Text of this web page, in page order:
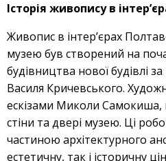
Історія живопису в
Живопис в інтер’єрах
музею був створений на
будівництва нової будівлі
Василя Кричевського.
ескізами Миколи Самокиша,
стіни та двері музею. Ці
частиною архітектурного
естетичну, так і історичну